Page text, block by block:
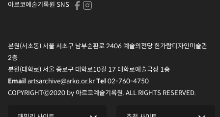
아르코예술기록원 SNS
본원(서초동) 서울 서초구 남부순환로 2406 예술의전당 한가람디자인미술관
2층
분원(대학로) 서울 종로구 대학로10길 17 대학로예술극장 1층
Email artsarchive@arko.or.krTel 02-760-4750
COPYRIGHTⒸ2020 by 아르코예술기록원. ALL RIGHTS RESERVED.